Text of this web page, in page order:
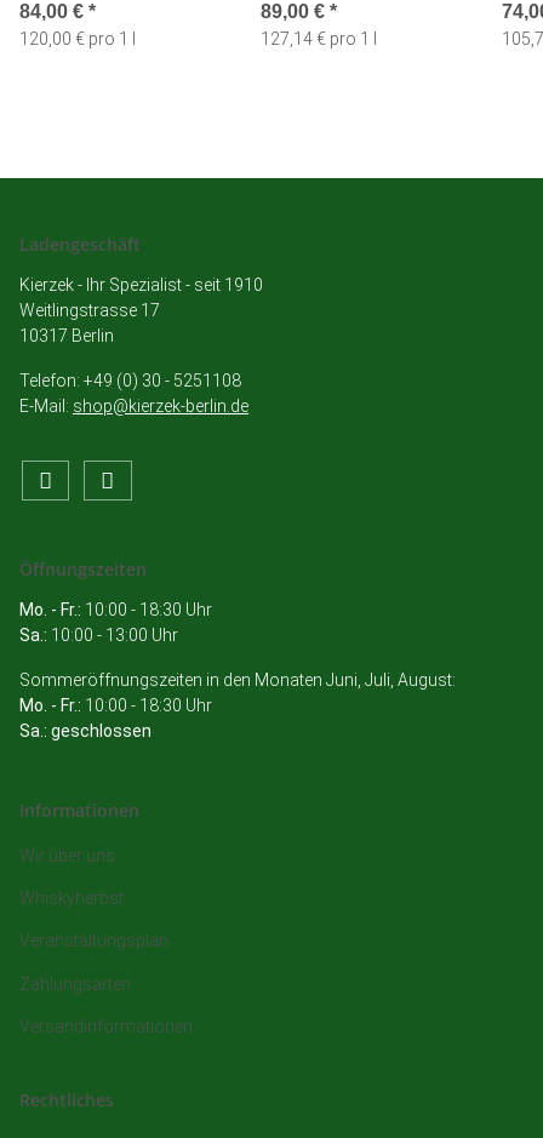
84,00 € *
120,00 € pro 1 l
89,00 € *
127,14 € pro 1 l
Ladengeschäft
Kierzek - Ihr Spezialist - seit 1910
Weitlingstrasse 17
10317 Berlin
Telefon: +49 (0) 30 - 5251108
E-Mail: shop@kierzek-berlin.de
Öffnungszeiten
Mo. - Fr.: 10:00 - 18:30 Uhr
Sa.: 10:00 - 13:00 Uhr
Sommeröffnungszeiten in den Monaten Juni, Juli, August:
Mo. - Fr.: 10:00 - 18:30 Uhr
Sa.: geschlossen
Informationen
Wir über uns
Whiskyherbst
Veranstaltungsplan
Zahlungsarten
Versandinformationen
Rechtliches